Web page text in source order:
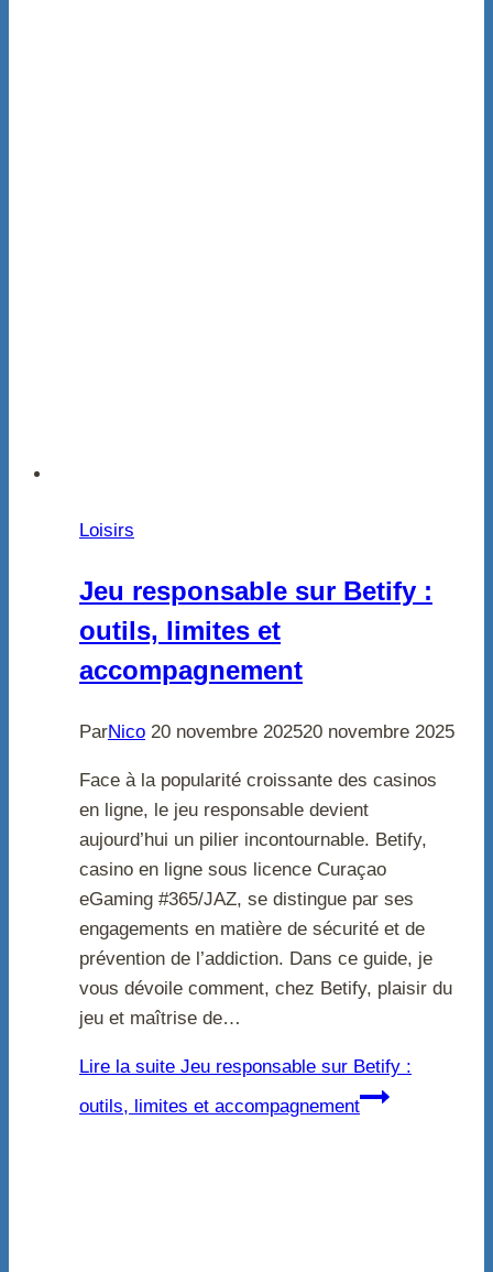
Loisirs
Jeu responsable sur Betify :
outils, limites et
accompagnement
ParNico 20 novembre 202520 novembre 2025
Face à la popularité croissante des casinos
en ligne, le jeu responsable devient
aujourd’hui un pilier incontournable. Betify,
casino en ligne sous licence Curaçao
eGaming #365/JAZ, se distingue par ses
engagements en matière de sécurité et de
prévention de l’addiction. Dans ce guide, je
vous dévoile comment, chez Betify, plaisir du
jeu et maîtrise de…
Lire la suite Jeu responsable sur Betify :
outils, limites et accompagnement